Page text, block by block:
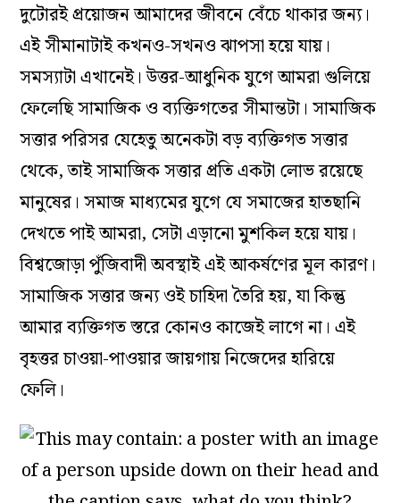
দুটোরই প্রয়োজন আমাদের জীবনে বেঁচে থাকার জন্য।
এই সীমানাটাই কখনও-সখনও ঝাপসা হয়ে যায়।
সমস্যাটা এখানেই। উত্তর-আধুনিক যুগে আমরা গুলিয়ে
ফেলেছি সামাজিক ও ব্যক্তিগতের সীমান্তটা। সামাজিক
সত্তার পরিসর যেহেতু অনেকটা বড় ব্যক্তিগত সত্তার
থেকে, তাই সামাজিক সত্তার প্রতি একটা লোভ রয়েছে
মানুষের। সমাজ মাধ্যমের যুগে যে সমাজের হাতছানি
দেখতে পাই আমরা, সেটা এড়ানো মুশকিল হয়ে যায়।
বিশ্বজোড়া পুঁজিবাদী অবস্থাই এই আকর্ষণের মূল কারণ।
সামাজিক সত্তার জন্য ওই চাহিদা তৈরি হয়, যা কিন্তু
আমার ব্যক্তিগত স্তরে কোনও কাজেই লাগে না। এই
বৃহত্তর চাওয়া-পাওয়ার জায়গায় নিজেদের হারিয়ে
ফেলি।